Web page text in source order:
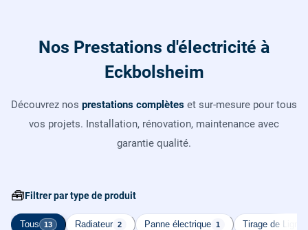
Nos Prestations d'électricité à
Eckbolsheim
Découvrez nos prestations complètes et sur-mesure pour tous
vos projets. Installation, rénovation, maintenance avec
garantie qualité.
🧰Filtrer par type de produit
Tous 13 Radiateur 2 Panne électrique 1 Tirage de Ligne